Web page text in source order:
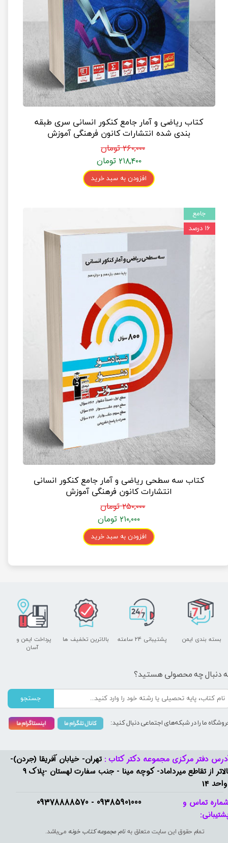
کتاب ریاضی و آمار جامع کنکور انسانی سری طبقه
بندی شده انتشارات کانون فرهنگی آموزش
۲۶۰,۰۰۰ تومان
۲۱۸,۴۰۰ تومان
افزودن به سبد خرید
کتاب سه سطحی ریاضی و آمار جامع کنکور انسانی
انتشارات کانون فرهنگی آموزش
۲۵۰,۰۰۰ تومان
۲۱۰,۰۰۰ تومان
افزودن به سبد خرید
جامع
۱۶ درصد
09385901000 - 09378888570​​​​​​​
دفتر مرکزی مجموعه دکتر کتاب : تهران- خیابان آفریقا (جردن)-
بالاتر از تقاطع میرداماد- کوچه مینا - جنب سفارت لهستان -پلاک 9
14
تمام حقوق این سایت متعلق بهنام مجموعه کتاب خونه می‌باشد.
تماس و
پشتیبانی ۲۴ ساعته
پرداخت ایمن و ​​​​​​​
آسان
بسته بندی ایمن بالاترین تخفیف ها
دنبال چه محصولی هستید؟
جستجو
ما را در شبکه‌های اجتماعی دنبال کنید: